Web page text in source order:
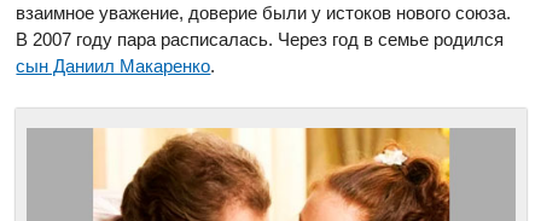
взаимное уважение, доверие были у истоков нового союза.
В 2007 году пара расписалась. Через год в семье родился
сын Даниил Макаренко.